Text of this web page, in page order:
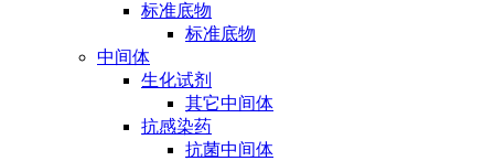
标准底物
标准底物
中间体
生化试剂
其它中间体
抗感染药
抗菌中间体